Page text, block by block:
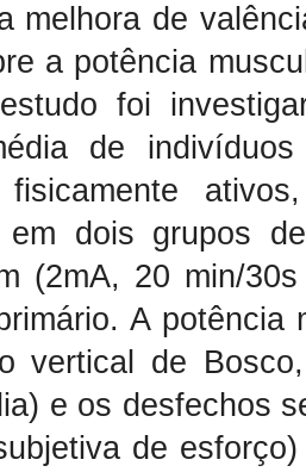
melhora de
a potência
foi
de
em dois grupos
(2mA, 20 min/
A
vertical de
e os desfechos
de